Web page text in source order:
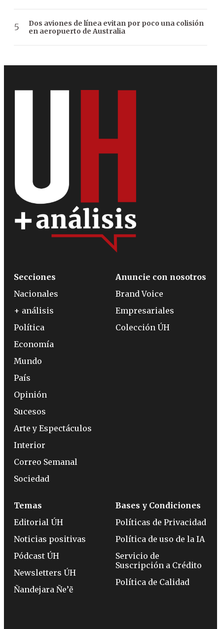
Dos aviones de línea evitan por poco una colisión
en aeropuerto de Australia
Secciones
Nacionales
+ análisis
Política
Economía
Mundo
País
Opinión
Sucesos
Arte y Espectáculos
Interior
Correo Semanal
Sociedad
Anuncie con nosotros
Brand Voice
Empresariales
Colección ÚH
Temas
Editorial ÚH
Noticias positivas
Pódcast ÚH
Newsletters ÚH
Ñandejara Ñe’ẽ
Bases y Condiciones
Políticas de Privacidad
Política de uso de la IA
Servicio de
Suscripción a Crédito
Política de Calidad